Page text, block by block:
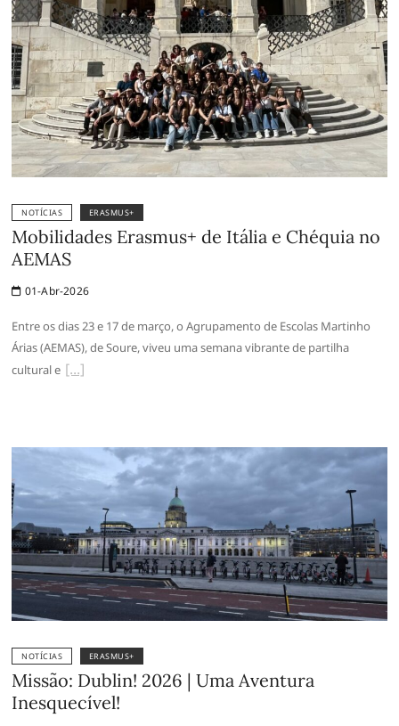
NOTÍCIAS ERASMUS+
Mobilidades Erasmus+ de Itália e Chéquia no
AEMAS
01-Abr-2026
Entre os dias 23 e 17 de março, o Agrupamento de Escolas Martinho
Árias (AEMAS), de Soure, viveu uma semana vibrante de partilha
cultural e
NOTÍCIAS ERASMUS+
Missão: Dublin! 2026 | Uma Aventura
Inesquecível!